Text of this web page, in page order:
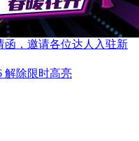
函，邀请各位达人入驻新
解除限时高亮